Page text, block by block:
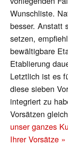
Wunschliste.
besser. Anstatt
setzen,
bewältigbare
Etablierung
Letztlich ist es
diese sieben
integriert zu
Vorsätzen
unser ganzes
Ihrer Vorsätze »